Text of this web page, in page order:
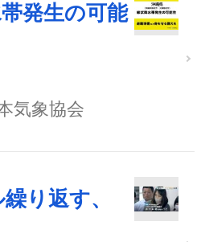
発生の可能
気象協会
り返す、